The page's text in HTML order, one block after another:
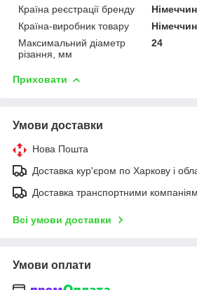
Країна реєстрації бренду
Країна-виробник товару
Максимальний діаметр
різання, мм
24
Приховати
Умови доставки
Нова Пошта
Доставка кур'єром по Харкову і
Доставка транспортними
Всі умови доставки
Умови оплати